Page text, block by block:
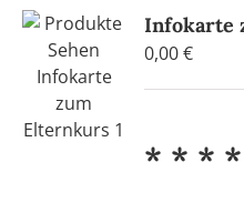
Infokarte
0,00€
* * *